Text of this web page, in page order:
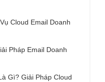
Cloud Email Doanh
Pháp Email Doanh
Gì? Giải Pháp Cloud